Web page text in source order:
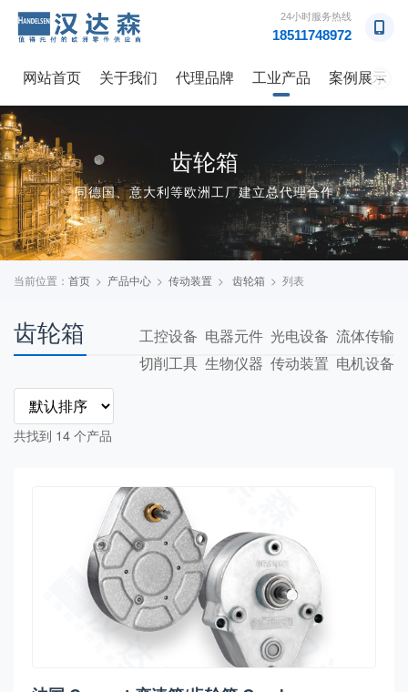
24小时服务热线
18511748972
→
网站首页 关于我们 代理品牌 工业产品 案例展示
齿轮箱
同德国、意大利等欧洲工厂建立总代理合作
当前位置： 首页 > 产品中心 > 传动装置 > 齿轮箱 > 列表
齿轮箱 流体传输
光电设备
电器元件
工控设备
电机设备
传动装置
生物仪器
切削工具
共找到 14 个产品